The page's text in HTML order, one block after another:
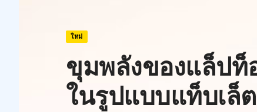
ใหม่
ขุมพลังของแล็ปท็
ในรูปแบบแท็บเล็